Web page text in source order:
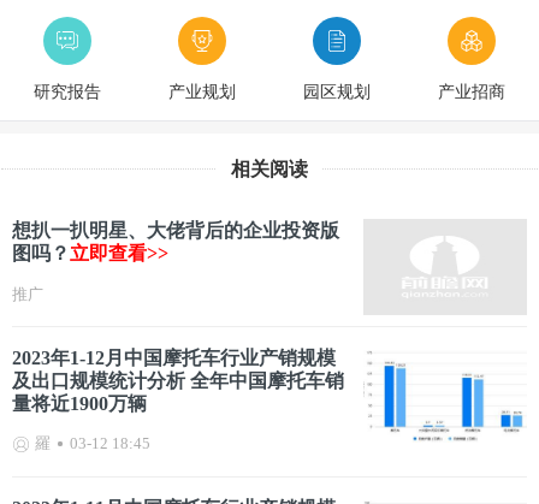
研究报告 产业规划 园区规划 产业招商
相关阅读
想扒一扒明星、大佬背后的企业投资版
图吗？ 立即查看>>
推广
2023年1-12月中国摩托车行业产销规模
及出口规模统计分析 全年中国摩托车销
量将近1900万辆
羅 03-12 18:45